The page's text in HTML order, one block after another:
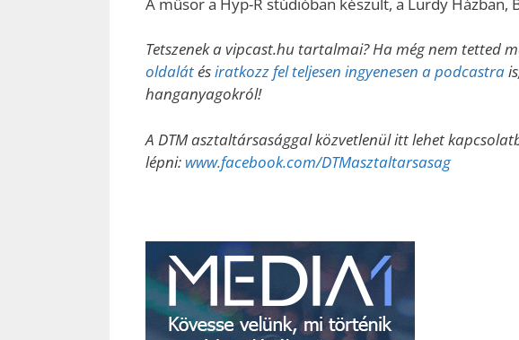
Tetszenek a vipcast.hu tartalmai? Ha még nem tetted
oldalátésiratkozz fel teljesen ingyenesen a podcastra
hanganyagokról!
A DTM asztaltársasággal közvetlenül itt lehet
lépni: www.facebook.com/DTMasztaltarsasag